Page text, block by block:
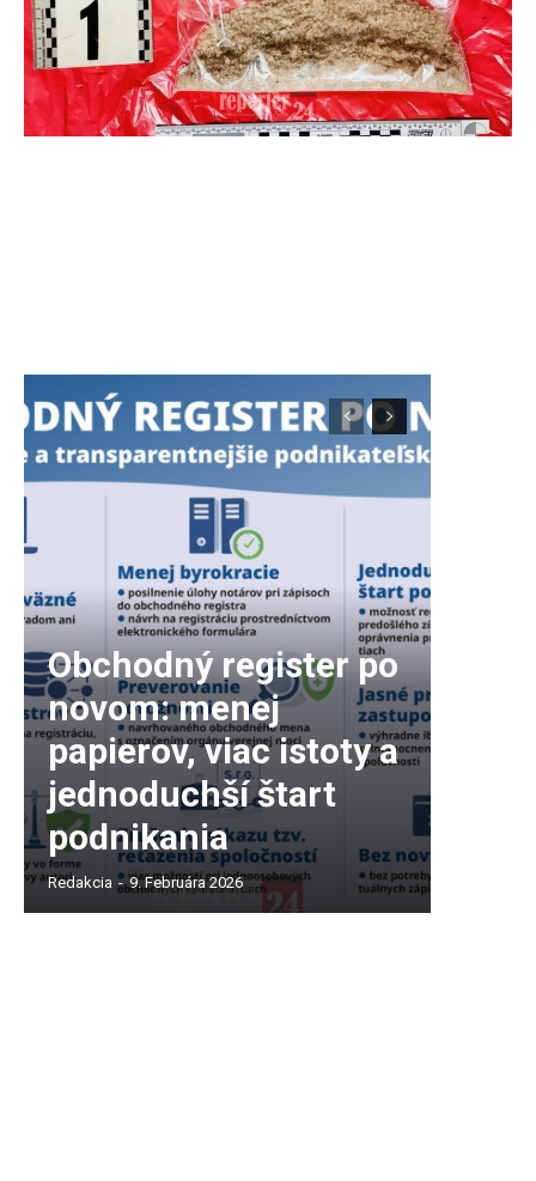
Obchodný register po
novom: menej
papierov, viac istoty a
jednoduchší štart
podnikania
Redakcia - 9. Februára 2026